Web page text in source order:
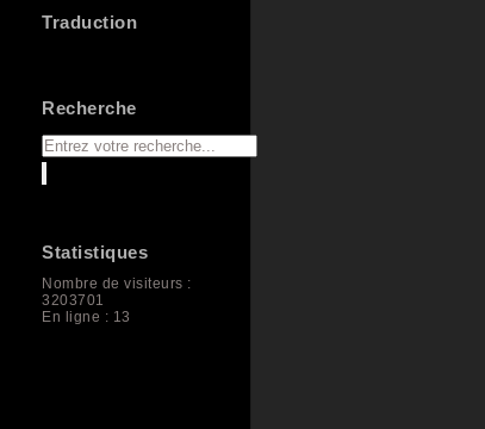
Traduction
Recherche
Statistiques
Nombre de visiteurs :
3203701
En ligne : 13